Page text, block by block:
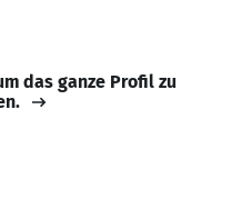
das ganze Profil zu